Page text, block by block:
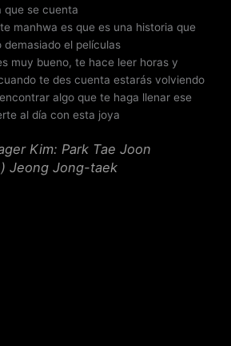
que se cuenta
manhwa es que es una historia que
demasiado el películas
muy bueno, te hace leer horas y
te des cuenta estarás volviendo
algo que te haga llenar ese
al día con esta joya
Kim: Park Tae Joon
Jeong Jong-taek